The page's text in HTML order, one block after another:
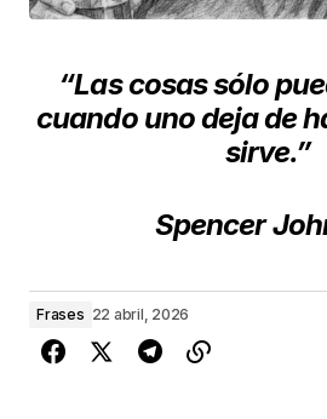
“Las cosas sólo
cuando uno deja de
sirve.”
Spencer
Frases 22 abril, 2026